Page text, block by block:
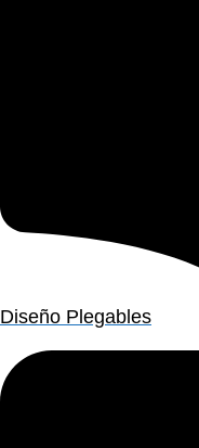
Diseño Plegables